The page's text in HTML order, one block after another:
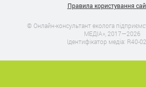
Правила користування
© Онлайн-консультант еколога
МЕДІА», 2017—2026
Ідентифікатор медіа: R40-